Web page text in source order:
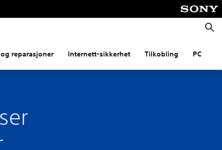
Søk
reparasjoner Internett-sikkerhet Tilkobling PC